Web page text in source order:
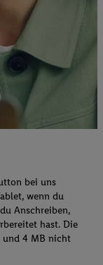
bei uns
wenn du
Anschreiben,
hast. Die
und 4 MB nicht